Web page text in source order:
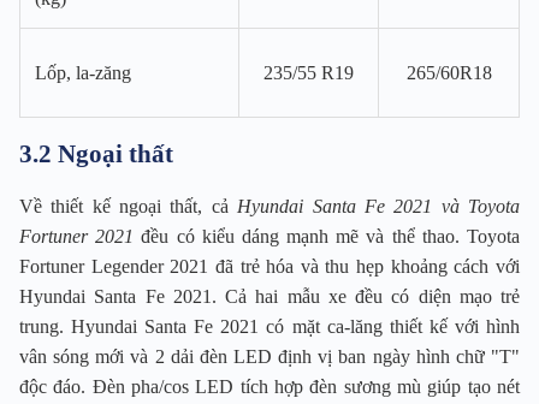
Lốp, la-zăng 235/55 R19 265/60R18
3.2 Ngoại thất
Về thiết kế ngoại thất, cả Hyundai Santa Fe 2021 và Toyota
Fortuner 2021 đều có kiểu dáng mạnh mẽ và thể thao. Toyota
Fortuner Legender 2021 đã trẻ hóa và thu hẹp khoảng cách với
Hyundai Santa Fe 2021. Cả hai mẫu xe đều có diện mạo trẻ
trung. Hyundai Santa Fe 2021 có mặt ca-lăng thiết kế với hình
vân sóng mới và 2 dải đèn LED định vị ban ngày hình chữ "T"
độc đáo. Đèn pha/cos LED tích hợp đèn sương mù giúp tạo nét